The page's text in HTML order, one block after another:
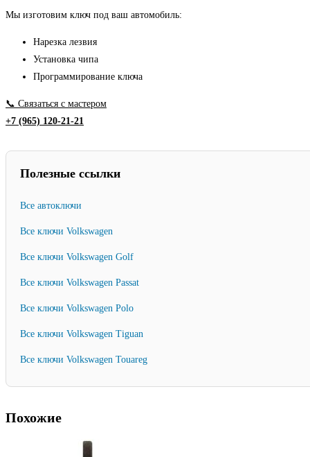
Мы изготовим ключ под ваш автомобиль:
Нарезка лезвия
Установка чипа
Программирование ключа
📞 Связаться с мастером
+7 (965) 120-21-21
Полезные ссылки
Все автоключи
Все ключи Volkswagen
Все ключи Volkswagen Golf
Все ключи Volkswagen Passat
Все ключи Volkswagen Polo
Все ключи Volkswagen Tiguan
Все ключи Volkswagen Touareg
Похожие